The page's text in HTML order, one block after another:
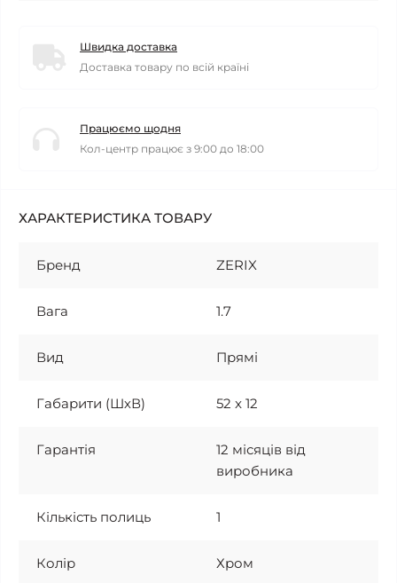
Швидка доставка
Доставка товару по всій країні
Працюємо щодня
Кол-центр працює з 9:00 до 18:00
ХАРАКТЕРИСТИКА ТОВАРУ
Бренд ZERIX
Вага 1.7
Вид Прямі
Габарити (ШхВ) 52 x 12
Гарантія
12 місяців від
виробника
Кількість полиць 1
Колір Хром